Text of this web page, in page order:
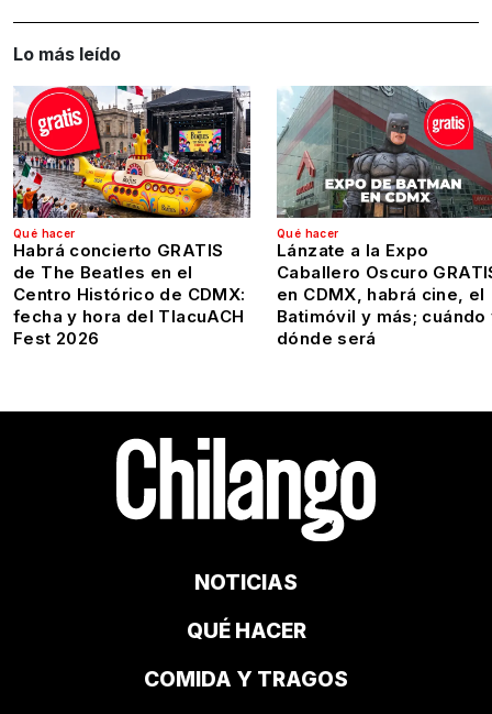
Lo más leído
Qué hacer
Habrá concierto GRATIS
de The Beatles en el
Centro Histórico de CDMX:
fecha y hora del TlacuACH
Fest 2026
Qué hacer
Lánzate a la Expo
Caballero Oscuro
en CDMX, habrá cine, el
Batimóvil y más; cuándo
dónde será
NOTICIAS
QUÉ HACER
COMIDA Y TRAGOS